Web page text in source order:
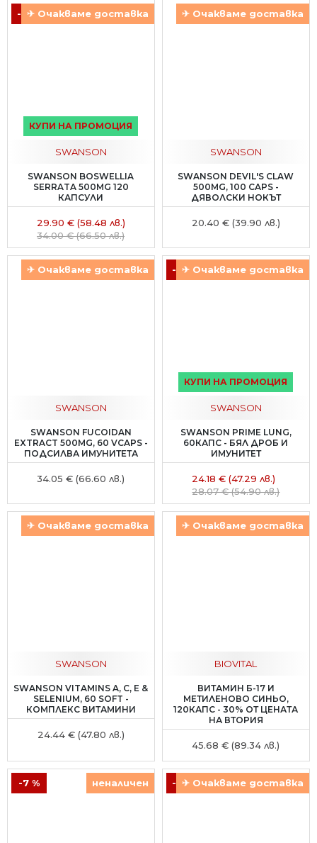
КУПИ НА ПРОМОЦИЯ
-12 %
✈ Очакваме доставка
SWANSON
SWANSON BOSWELLIA
SERRATA 500MG 120
КАПСУЛИ
29.90 € (58.48 лв.)
34.00 € (66.50 лв.)
✈ Очакваме доставка
SWANSON
SWANSON DEVIL'S CLAW
500MG, 100 CAPS -
ДЯВОЛСКИ НОКЪТ
20.40 € (39.90 лв.)
✈ Очакваме доставка
SWANSON
SWANSON FUCOIDAN
EXTRACT 500MG, 60 VCAPS -
ПОДСИЛВА ИМУНИТЕТА
34.05 € (66.60 лв.)
КУПИ НА ПРОМОЦИЯ
-14 %
✈ Очакваме доставка
SWANSON
SWANSON PRIME LUNG,
60КАПС - БЯЛ ДРОБ И
ИМУНИТЕТ
24.18 € (47.29 лв.)
28.07 € (54.90 лв.)
✈ Очакваме доставка
SWANSON
SWANSON VITAMINS A, C, E &
SELENIUM, 60 SOFT -
КОМПЛЕКС ВИТАМИНИ
24.44 € (47.80 лв.)
✈ Очакваме доставка
BIOVITAL
ВИТАМИН Б-17 И
МЕТИЛЕНОВО СИНЬО,
120КАПС - 30% ОТ ЦЕНАТА
НА ВТОРИЯ
45.68 € (89.34 лв.)
-7 % неналичен -13 %
✈ Очакваме доставка